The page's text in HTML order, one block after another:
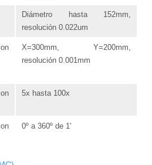
Diámetro hasta 152mm,
resolución 0.022um
X=300mm, Y=200mm,
resolución 0.001mm
5x hasta 100x
0º a 360º de 1'